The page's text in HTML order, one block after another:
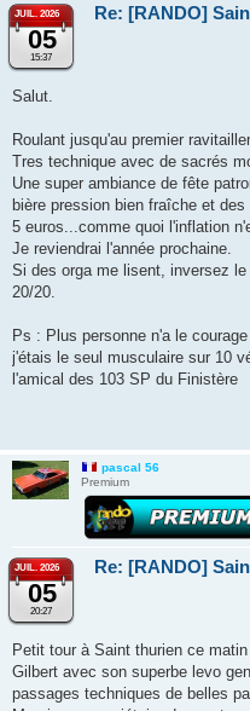
JUIL. 2026
05
15:37
Re: [RANDO]
Salut.
Roulant jusqu'au premier
Tres technique avec de sacrés
Une super ambiance de fête
bière pression bien fraîche et des
5 euros...comme quoi l'inflation
Je reviendrai l'année prochaine.
Si des orga me lisent, inversez
20/20.
Ps : Plus personne n'a le
j'étais le seul musculaire sur 10
l'amical des 103 SP du Finistère
pascal 56
Premium
JUIL. 2026
05
20:27
Re: [RANDO]
Petit tour à Saint thurien ce
Gilbert avec son superbe levo
passages techniques de belles